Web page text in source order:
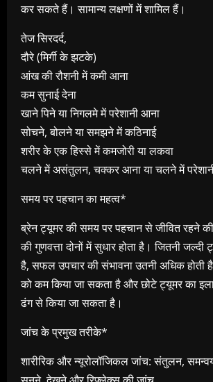
कर सकते हैं। सामान्य लक्षणों में शामिल हैं।
तेज सिरदर्द,
दौरे (मिर्गी के झटके)
आंख की रौशनी में कमी आना
कम सुनाई देना
खाने पिने या निगलमे में परेशानी आना
सोचने, बोलने या समझने में कठिनाई
शरीर के एक हिस्से में कमजोरी या लकवा
चलने में असंतुलन, चक्कर आना या चलने में
समय पर पहचान का महत्व*
ब्रेन ट्यूमर की समय पर पहचान से जीवित रहने
की गुणवत्ता दोनों में सुधार होता है। जितनी
है, सफल उपचार की संभावना उतनी अधिक
को कम किया जा सकता है और छोटे ट्यूमर का
ढंग से किया जा सकता है।
जांच के प्रमुख तरीके*
शारीरिक और न्यूरोलॉजिकल जांच: संतुलन,